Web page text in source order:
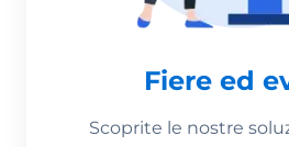
Fiere ed
Scoprite le nostre